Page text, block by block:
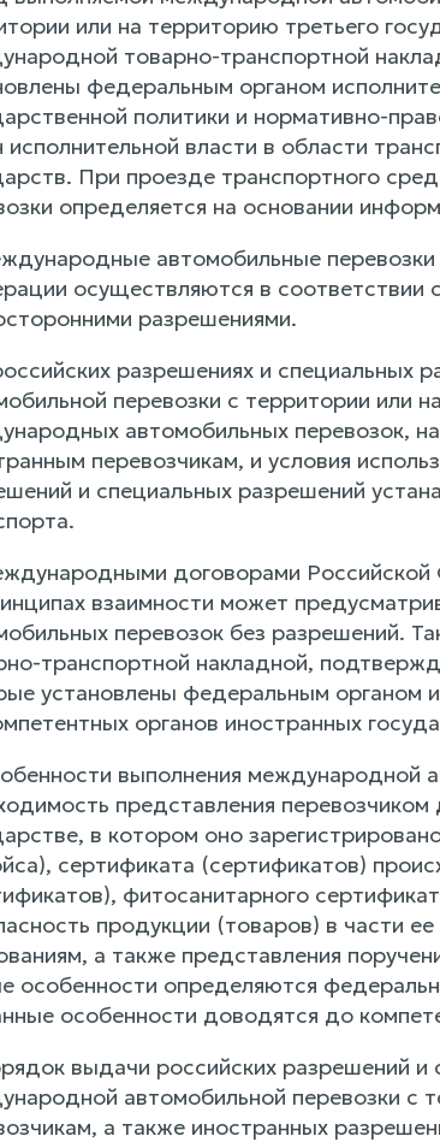
или на территорию третьего
товарно-транспортной
федеральным органом
политики и нормативно-
исполнительной власти в области
При проезде транспортного
определяется на основании
автомобильные
осуществляются в соответствии
разрешениями.
разрешениях и специальных
перевозки с территории или
автомобильных перевозок,
перевозчикам, и условия
и специальных разрешений
договорами
взаимности может
перевозок без разрешений.
транспортной накладной,
установлены федеральным органом
органов иностранных
выполнения международной
представления
в котором оно
сертификата (сертификатов)
фитосанитарного
продукции (товаров) в части
а также представления
особенности определяются
особенности доводятся до
выдачи российских разрешений
автомобильной перевозки с
а также иностранных